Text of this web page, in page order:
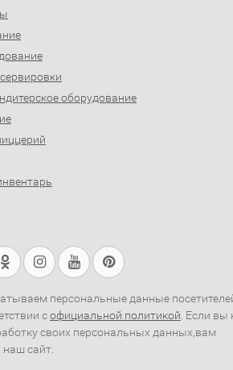
оборудование
персональные данные
софициальной политикой . Если вы
своих персональных данных,вам
сайт.